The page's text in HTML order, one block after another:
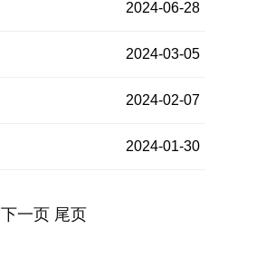
2024-06-28
2024-03-05
2024-02-07
2024-01-30
下一页 尾页